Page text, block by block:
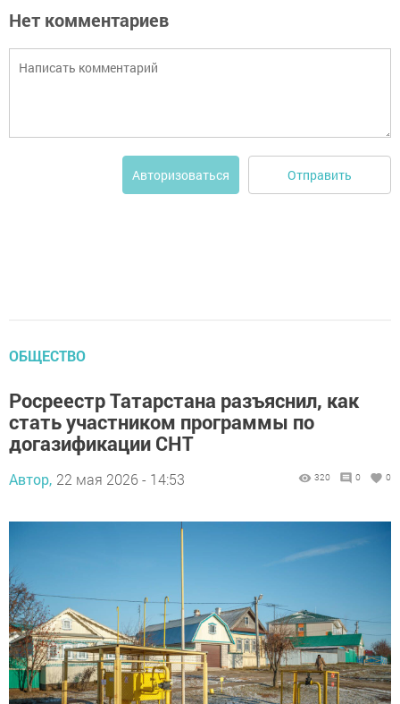
Нет комментариев
Авторизоваться Отправить
ОБЩЕСТВО
Росреестр Татарстана разъяснил, как
стать участником программы по
догазификации СНТ
Автор, 22 мая 2026 - 14:53 320 0 0